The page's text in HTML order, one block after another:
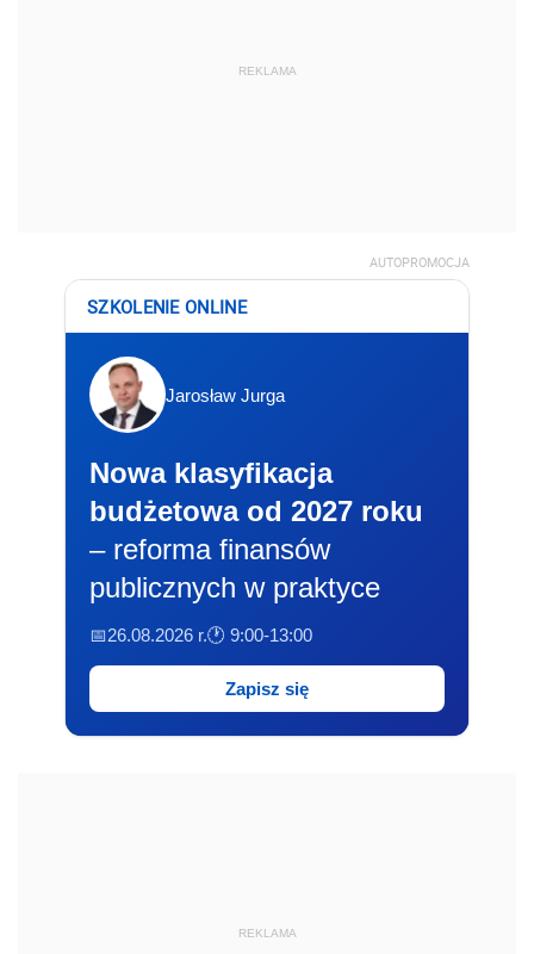
REKLAMA
AUTOPROMOCJA
SZKOLENIE ONLINE
Jarosław Jurga
Nowa klasyfikacja
budżetowa od 2027 roku
– reforma finansów
publicznych w praktyce
📅26.08.2026 r.🕐 9:00-13:00
Zapisz się
REKLAMA